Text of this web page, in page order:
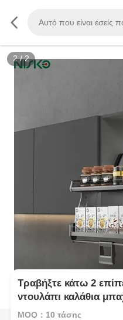
2/2
Τραβήξτε κάτω 2
ντουλάπι καλάθια
οργανωτής ράφια
MOQ：10 τάσης